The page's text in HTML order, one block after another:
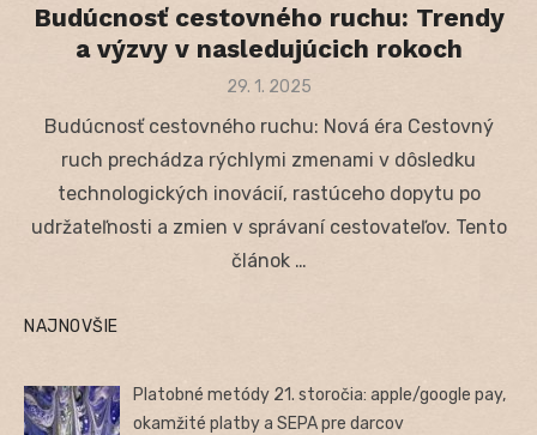
Budúcnosť cestovného ruchu: Trendy
a výzvy v nasledujúcich rokoch
Posted
29. 1. 2025
Budúcnosť cestovného ruchu: Nová éra Cestovný
ruch prechádza rýchlymi zmenami v dôsledku
technologických inovácií, rastúceho dopytu po
udržateľnosti a zmien v správaní cestovateľov. Tento
článok …
NAJNOVŠIE
Platobné metódy 21. storočia: apple/google pay,
okamžité platby a SEPA pre darcov